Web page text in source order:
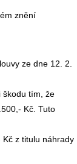
znění
ze dne 12. 2.
škodu tím, že
Kč. Tuto
z titulu náhrady